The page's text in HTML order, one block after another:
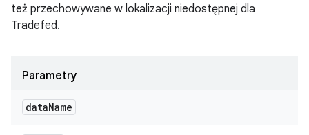
też przechowywane w lokalizacji niedostępnej dla
Tradefed.
Parametry
dataName